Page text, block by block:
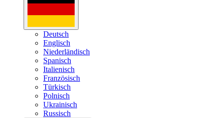
Deutsch
Englisch
Niederländisch
Spanisch
Italienisch
Französisch
Türkisch
Polnisch
Ukrainisch
Russisch